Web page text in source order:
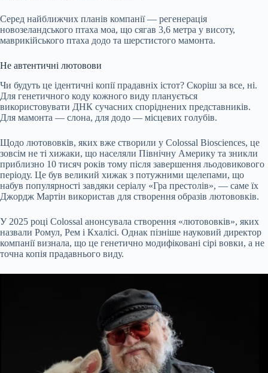
Серед найближчих планів компанії — регенерація
новозеландського птаха моа, що сягав 3,6 метра у висоту,
маврикійського птаха додо та шерстистого мамонта.
Не автентичні лютовови
Чи будуть це ідентичні копії прадавніх істот? Скоріш за все, ні.
Для генетичного коду кожного виду планується
використовувати ДНК сучасних споріднених представників.
Для мамонта — слона, для додо — місцевих голубів.
Щодо лютововків, яких вже створили у Colossal Biosciences, це
зовсім не ті хижаки, що населяли Північну Америку та зникли
приблизно 10 тисяч років тому після завершення льодовикового
періоду. Це був великий хижак з потужними щелепами, що
набув популярності завдяки серіалу «Гра престолів», — саме їх
Джордж Мартін використав для створення образів лютововків.
У 2025 році Colossal анонсувала створення «лютововків», яких
назвали Ромул, Рем і Кхалісі. Однак пізніше науковий директор
компанії визнала, що це генетично модифіковані сірі вовки, а не
точна копія прадавнього виду.